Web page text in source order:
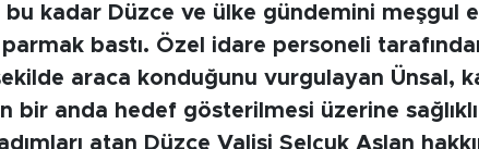
kadar Düzce ve ülke gündemini meşgul
bastı. Özel idare personeli
araca konduğunu vurgulayan Ünsal,
bir anda hedef gösterilmesi üzerine
atan Düzce Valisi Selçuk Aslan